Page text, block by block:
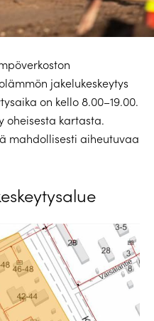
jakelukeskeytys
on kello 8.00–19.00.
oheisesta kartasta.
mahdollisesti aiheutuvaa